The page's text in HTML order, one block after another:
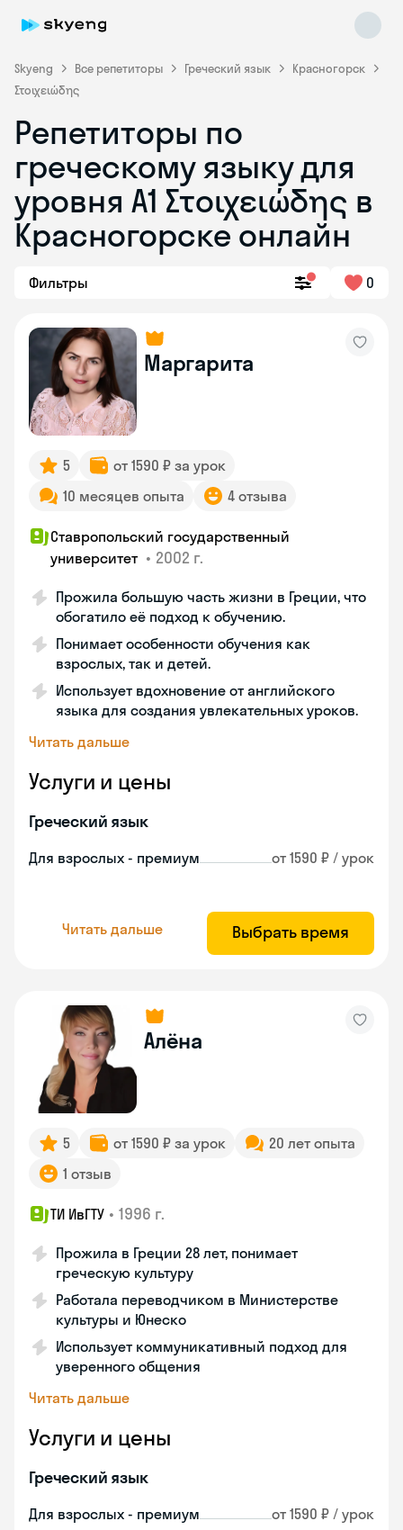
Skyeng Все репетиторы Греческий язык
Красногорск
Στοιχειώδης
Репетиторы по
греческому языку для
уровня Α1 Στοιχειώδης в
Красногорске онлайн
Фильтры 0
Маргарита
5
от 1590 ₽ за урок
10 месяцев опыта
4 отзыва
Ставропольский государственный
университет • 2002 г.
Прожила большую часть жизни в Греции, что
обогатило её подход к обучению.
Понимает особенности обучения как
взрослых, так и детей.
Использует вдохновение от английского
языка для создания увлекательных уроков.
Читать дальше
Услуги и цены
Греческий язык
Для взрослых - премиум от 1590 ₽ / урок
Читать дальше Выбрать время
Алёна
5 от 1590 ₽ за урок
20 лет опыта
1 отзыв
ТИ ИвГТУ • 1996 г.
Прожила в Греции 28 лет, понимает
греческую культуру
Работала переводчиком в Министерстве
культуры и Юнеско
Использует коммуникативный подход для
уверенного общения
Читать дальше
Услуги и цены
Греческий язык
Для взрослых - премиум от 1590 ₽ / урок
Skyeng Chat
online